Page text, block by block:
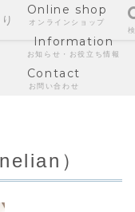
Online shop
オンラインショップ
Information
お知らせ・お役立ち情報
Contact
お問い合わせ
）